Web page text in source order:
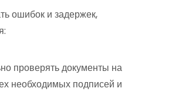
ошибок и задержек,
проверять документы на
необходимых подписей и